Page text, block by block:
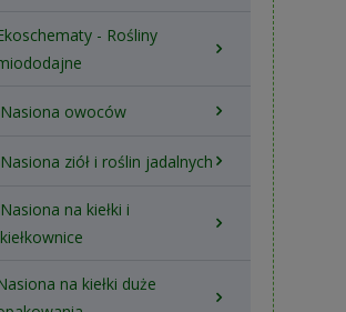
- Rośliny
Nasiona owoców
Nasiona ziół i roślin jadalnych
Nasiona na kiełki i
kiełkownice
na kiełki duże